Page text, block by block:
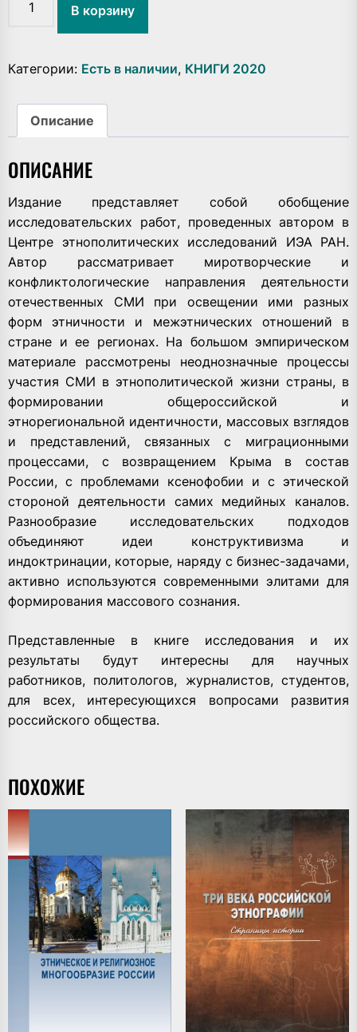
товара
Этничность
медиа:
этнополитического
анализа
современных
СМИ
В корзину
Категории: Есть в наличии, КНИГИ 2020
Описание
ОПИСАНИЕ
Издание представляет собой обобщение
исследовательских работ, проведенных автором в
Центре этнополитических исследований ИЭА РАН.
Автор рассматривает миротворческие и
конфликтологические направления деятельности
отечественных СМИ при освещении ими разных
форм этничности и межэтнических отношений в
стране и ее регионах. На большом эмпирическом
материале рассмотрены неоднозначные процессы
участия СМИ в этнополитической жизни страны, в
формировании общероссийской и
этнорегиональной идентичности, массовых взглядов
и представлений, связанных с миграционными
процессами, с возвращением Крыма в состав
России, с проблемами ксенофобии и с этической
стороной деятельности самих медийных каналов.
Разнообразие исследовательских подходов
объединяют идеи конструктивизма и
индоктринации, которые, наряду с бизнес-задачами,
активно используются современными элитами для
формирования массового сознания.
Представленные в книге исследования и их
результаты будут интересны для научных
работников, политологов, журналистов, студентов,
для всех, интересующихся вопросами развития
российского общества.
ПОХОЖИЕ